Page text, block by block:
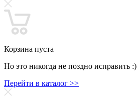
Корзина пуста
Но это никогда не поздно исправить :)
Перейти в каталог >>